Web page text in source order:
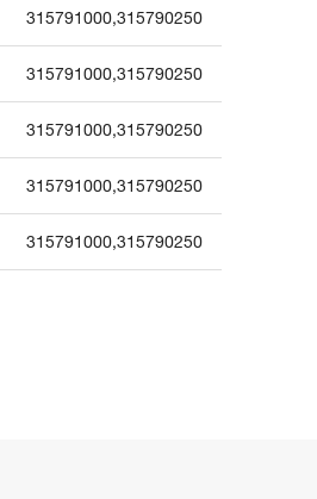
315791000,315790250
315791000,315790250
315791000,315790250
315791000,315790250
315791000,315790250